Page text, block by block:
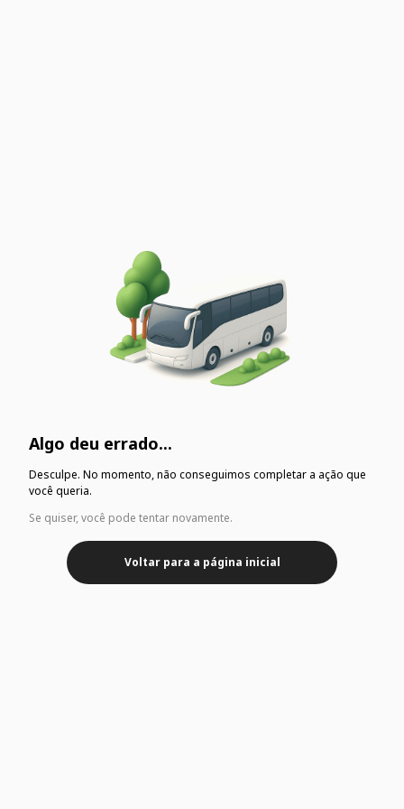
Algo deu errado...
Desculpe. No momento, não conseguimos completar a ação que
você queria.
Se quiser, você pode tentar novamente.
Voltar para a página inicial